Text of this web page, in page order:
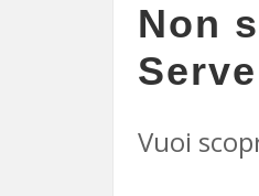
Non
Vuoi